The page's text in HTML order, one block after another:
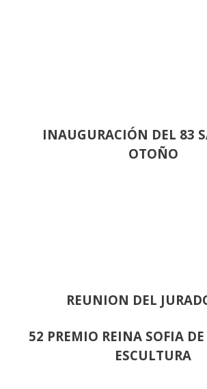
INAUGURACIÓN DEL 83
OTOÑO
REUNION DEL
52 PREMIO REINA SOFIA
ESCULTURA